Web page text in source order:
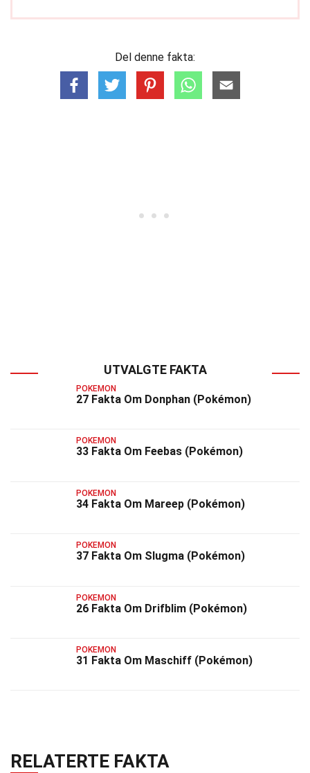
Del denne fakta:
UTVALGTE FAKTA
POKEMON
27 Fakta Om Donphan (Pokémon)
POKEMON
33 Fakta Om Feebas (Pokémon)
POKEMON
34 Fakta Om Mareep (Pokémon)
POKEMON
37 Fakta Om Slugma (Pokémon)
POKEMON
26 Fakta Om Drifblim (Pokémon)
POKEMON
31 Fakta Om Maschiff (Pokémon)
RELATERTE FAKTA